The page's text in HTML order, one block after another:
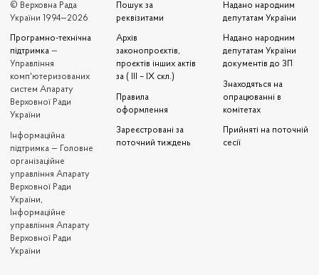
© Верховна Рада
України 1994—2026
Програмно-технічна
підтримка —
Управління
комп'ютеризованих
систем Апарату
Верховної Ради
України
Iнформаційна
підтримка — Головне
організаційне
управління Апарату
Верховної Ради
України,
Інформаційне
управління Апарату
Верховної Ради
України
Пошук за
реквізитами
Архів
законопроєктів,
проєктів інших актів
за ( III – IX скл.)
Правила
оформлення
Зареєстровані за
поточний тиждень
Надано народним
депутатам України
Надано народним
депутатам України
документів до ЗП
Знаходяться на
опрацюванні в
комітетах
Прийняті на поточній
сесії